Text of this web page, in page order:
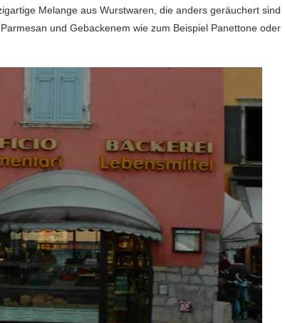
Melange aus Wurstwaren, die anders geräuchert sind
und Gebackenem wie zum Beispiel Panettone oder